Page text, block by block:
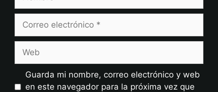
electrónico
Guarda mi nombre, correo electrónico y web
en este navegador para la próxima vez que